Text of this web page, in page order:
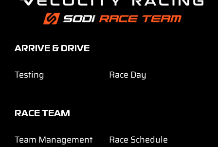
ARRIVE & DRIVE
Testing Race Day
RACE TEAM
Team Management Race Schedule